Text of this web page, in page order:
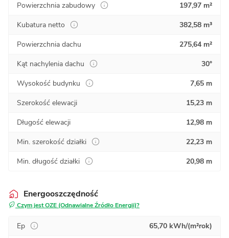
Powierzchnia zabudowy
197,97 m²
Kubatura netto
382,58 m³
Powierzchnia dachu
275,64 m²
Kąt nachylenia dachu
30°
Wysokość budynku
7,65 m
Szerokość elewacji
15,23 m
Długość elewacji
12,98 m
Min. szerokość działki
22,23 m
Min. długość działki
20,98 m
Energooszczędność
Czym jest OZE (Odnawialne Źródło Energii)?
Ep
65,70 kWh/(m²rok)